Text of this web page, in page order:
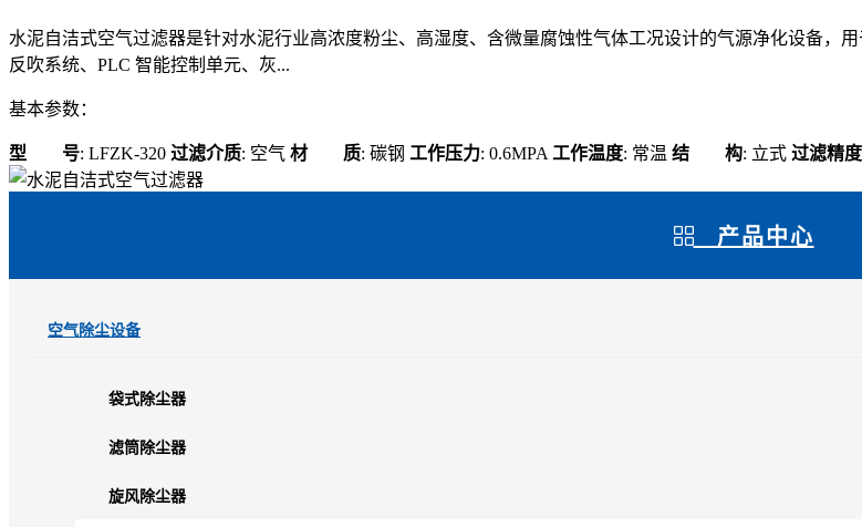
水泥自洁式空气过滤器是针对水泥行业高浓度粉尘、高湿度、含微量腐蚀性气体工况设计的气源净化设备，
反吹系统、PLC 智能控制单元、灰...
基本参数：
型 号: LFZK-320 过滤介质: 空气 材 质: 碳钢 工作压力: 0.6MPA 工作温度: 常温 结 构: 立式 过滤精度
产品中心
空气除尘设备
袋式除尘器
滤筒除尘器
旋风除尘器